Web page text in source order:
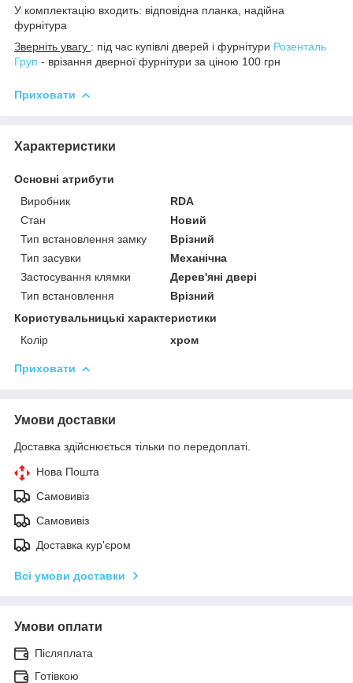
У комплектацію входить: відповідна планка, надійна
фурнітура
Зверніть увагу : під час купівлі дверей і фурнітури Розенталь
Груп - врізання дверної фурнітури за ціною 100 грн
Приховати
Характеристики
Основні атрибути
Виробник
RDA
Стан
Новий
Тип встановлення замку
Врізний
Тип засувки
Механічна
Застосування клямки
Дерев'яні двері
Тип встановлення
Врізний
Користувальницькі характеристики
Колір
хром
Приховати
Умови доставки
Доставка здійснюється тільки по передоплаті.
Нова Пошта
Самовивіз
Самовивіз
Доставка кур'єром
Всі умови доставки
Умови оплати
Післяплата
Готівкою